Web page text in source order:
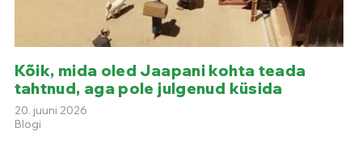
Kõik, mida oled Jaapani kohta teada
tahtnud, aga pole julgenud küsida
20. juuni 2026
Blogi